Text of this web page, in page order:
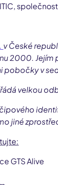
v České
2000.
pobočky v
velkou
jiné
GTS Alive